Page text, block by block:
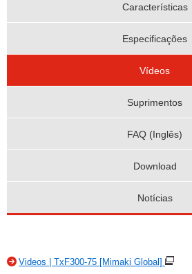
Características
Especificações
Vídeos
Suprimentos
FAQ (Inglês)
Download
Notícias
Videos | TxF300-75 [Mimaki Global]